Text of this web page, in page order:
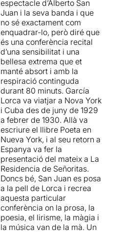
espectacle d’Alberto San
Juan i la seva banda i que
no sé exactament com
enquadrar-lo, però diré que
és una conferència recital
d’una sensibilitat i una
bellesa extrema que et
manté absort i amb la
respiració continguda
durant 80 minuts. García
Lorca va viatjar a Nova York
i Cuba des de juny de 1929
a febrer de 1930. Allà va
escriure el llibre Poeta en
Nueva York, i al seu retorn a
Espanya va fer la
presentació del mateix a La
Residencia de Señoritas.
Doncs bé, San Juan es posa
a la pell de Lorca i recrea
aquesta particular
conferència on la prosa, la
poesia, el lirisme, la màgia i
la música van de la mà. Un